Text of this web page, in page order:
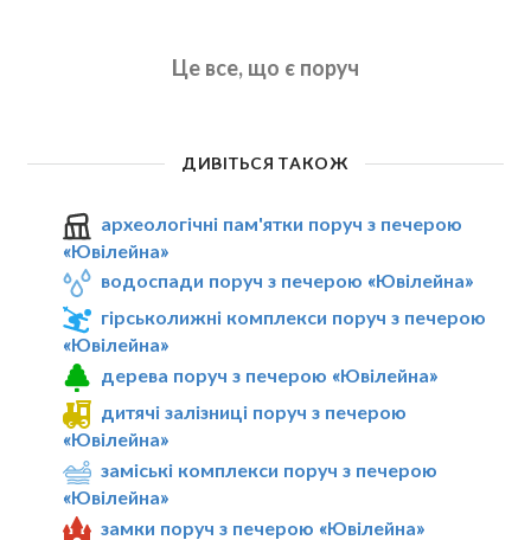
Це все, що є поруч
ДИВІТЬСЯ ТАКОЖ
археологічні пам'ятки поруч з печерою
«Ювілейна»
водоспади поруч з печерою «Ювілейна»
гірськолижні комплекси поруч з печерою
«Ювілейна»
дерева поруч з печерою «Ювілейна»
дитячі залізниці поруч з печерою
«Ювілейна»
заміські комплекси поруч з печерою
«Ювілейна»
замки поруч з печерою «Ювілейна»